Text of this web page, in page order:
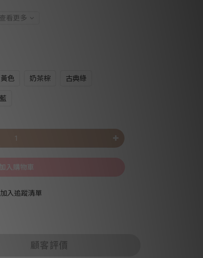
查看更多
黃色 奶茶棕 古典綠
加入購物車
加入追蹤清單
顧客評價